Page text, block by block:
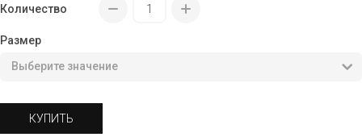
Количество
Размер
КУПИТЬ